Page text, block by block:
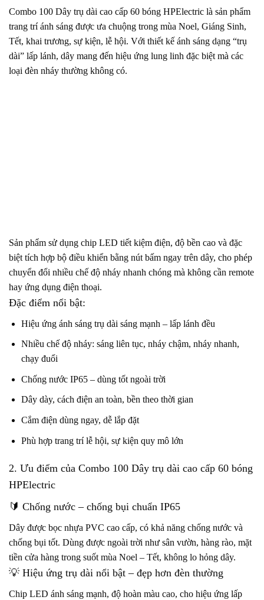
Combo 100 Dây trụ dài cao cấp 60 bóng HPElectric là sản phẩm
trang trí ánh sáng được ưa chuộng trong mùa Noel, Giáng Sinh,
Tết, khai trương, sự kiện, lễ hội. Với thiết kế ánh sáng dạng “trụ
dài” lấp lánh, dây mang đến hiệu ứng lung linh đặc biệt mà các
loại đèn nháy thường không có.
Sản phẩm sử dụng chip LED tiết kiệm điện, độ bền cao và đặc
biệt tích hợp bộ điều khiển bằng nút bấm ngay trên dây, cho phép
chuyển đổi nhiều chế độ nháy nhanh chóng mà không cần remote
hay ứng dụng điện thoại.
Đặc điểm nổi bật:
Hiệu ứng ánh sáng trụ dài sáng mạnh – lấp lánh đều
Nhiều chế độ nháy: sáng liên tục, nháy chậm, nháy nhanh,
chạy đuổi
Chống nước IP65 – dùng tốt ngoài trời
Dây dày, cách điện an toàn, bền theo thời gian
Cắm điện dùng ngay, dễ lắp đặt
Phù hợp trang trí lễ hội, sự kiện quy mô lớn
2. Ưu điểm của Combo 100 Dây trụ dài cao cấp 60 bóng
HPElectric
🔰 Chống nước – chống bụi chuẩn IP65
Dây được bọc nhựa PVC cao cấp, có khả năng chống nước và
chống bụi tốt. Dùng được ngoài trời như sân vườn, hàng rào, mặt
tiền cửa hàng trong suốt mùa Noel – Tết, không lo hỏng dây.
💡 Hiệu ứng trụ dài nổi bật – đẹp hơn đèn thường
Chip LED ánh sáng mạnh, độ hoàn màu cao, cho hiệu ứng lấp